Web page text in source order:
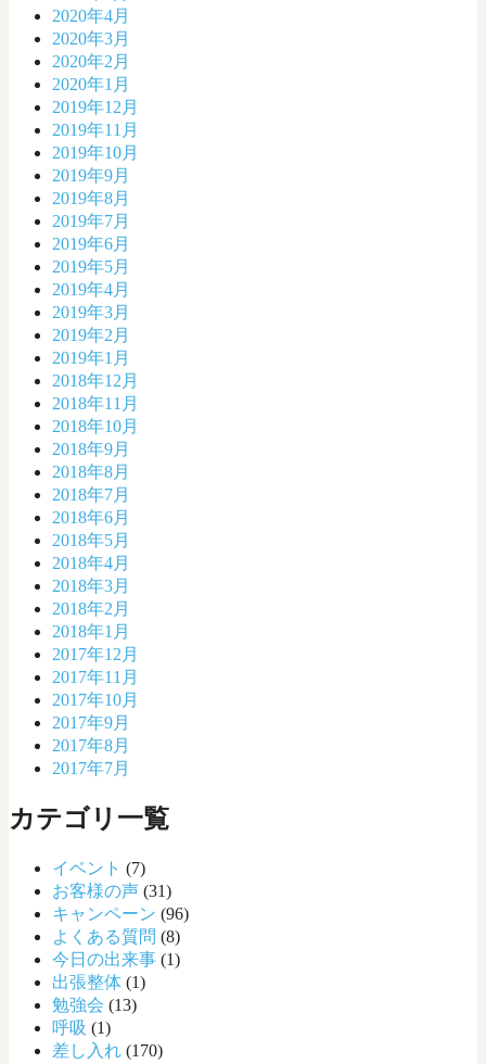
2020年4月
2020年3月
2020年2月
2020年1月
2019年12月
2019年11月
2019年10月
2019年9月
2019年8月
2019年7月
2019年6月
2019年5月
2019年4月
2019年3月
2019年2月
2019年1月
2018年12月
2018年11月
2018年10月
2018年9月
2018年8月
2018年7月
2018年6月
2018年5月
2018年4月
2018年3月
2018年2月
2018年1月
2017年12月
2017年11月
2017年10月
2017年9月
2017年8月
2017年7月
カテゴリ一覧
イベント (7)
お客様の声 (31)
キャンペーン (96)
よくある質問 (8)
今日の出来事 (1)
出張整体 (1)
勉強会 (13)
呼吸 (1)
差し入れ (170)